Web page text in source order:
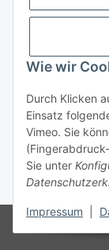
Wie wir
Durch Klicken
Einsatz
Vimeo. Sie
Sie unter
Impressum
Kategorien
Informationen
Gesetzliche
* Alle Preise zzgl.